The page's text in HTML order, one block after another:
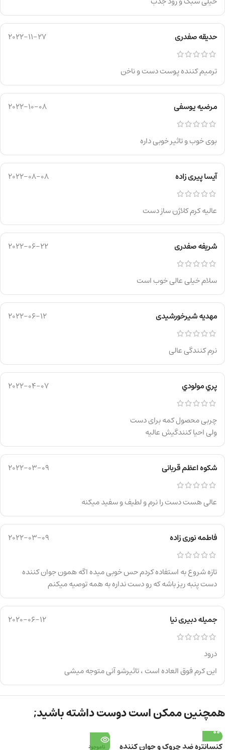
حدیقه صفدری 2022-11-27
ترمیم کننده پوست دست و ناخن
مرضیه یوسفی 2022-10-08
بوی خوب و تاثیر خوبی داره
آیسا پیری زاده 2022-08-08
عالیه کرم کلاژن ساز دست
شریفه صفدری 2022-06-22
سلام خیلی عالی خوب است
مهدیه شیرخورشیدی 2022-06-12
نرم کنندگی عالی
پري مولودي 2022-04-07
چربی محصول کمه برای دست
ولی احیا کنندگیش عالیه
شکوه اعظم قربانی 2022-03-09
عالی هست دست را نرم و لطیف و سفید میکنه
فاطمه نوری زاده 2022-03-09
تازه شروع به استفاده کردم حس خوبی میده اگه همون جوان کننده
دست پنبه ریز باشه که رو دست نداره به همه توصیه میکنم
جمیله دبیری نیا 2020-06-12
درود
این کرم فوق العاده است ، تاثیرشو آنی متوجه میشی
همچنین ممکن است دوست داشته باشید;
کنسانتره ضد چروک و جوان کننده ناموجود